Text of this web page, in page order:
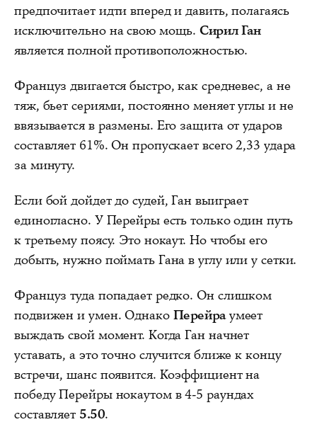
предпочитает идти вперед и давить, полагаясь
исключительно на свою мощь.Сирил Ган
является полной противоположностью.
Француз двигается быстро, как средневес, а не
тяж, бьет сериями, постоянно меняет углы и не
ввязывается в размены. Его защита от ударов
составляет 61%. Он пропускает всего 2,33 удара
за минуту.
Если бой дойдет до судей, Ган выиграет
единогласно. У Перейры есть только один путь
к третьему поясу. Это нокаут. Но чтобы его
добыть, нужно поймать Гана в углу или у сетки.
Француз туда попадает редко. Он слишком
подвижен и умен. Однако Перейраумеет
выждать свой момент. Когда Ган начнет
уставать, а это точно случится ближе к концу
встречи, шанс появится. Коэффициент на
победу Перейры нокаутом в 4-5 раундах
составляет 5.50.